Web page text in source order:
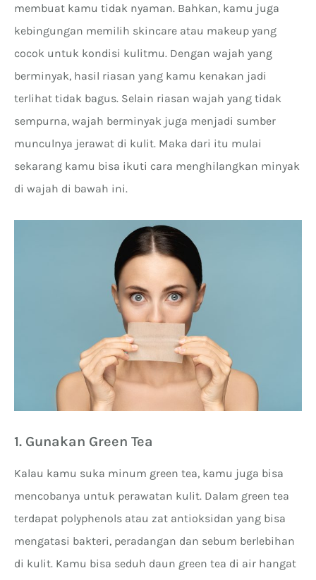
membuat kamu tidak nyaman. Bahkan, kamu juga
kebingungan memilih skincare atau makeup yang
cocok untuk kondisi kulitmu. Dengan wajah yang
berminyak, hasil riasan yang kamu kenakan jadi
terlihat tidak bagus. Selain riasan wajah yang tidak
sempurna, wajah berminyak juga menjadi sumber
munculnya jerawat di kulit. Maka dari itu mulai
sekarang kamu bisa ikuti cara menghilangkan minyak
di wajah di bawah ini.
1. Gunakan Green Tea
Kalau kamu suka minum green tea, kamu juga bisa
mencobanya untuk perawatan kulit. Dalam green tea
terdapat polyphenols atau zat antioksidan yang bisa
mengatasi bakteri, peradangan dan sebum berlebihan
di kulit. Kamu bisa seduh daun green tea di air hangat